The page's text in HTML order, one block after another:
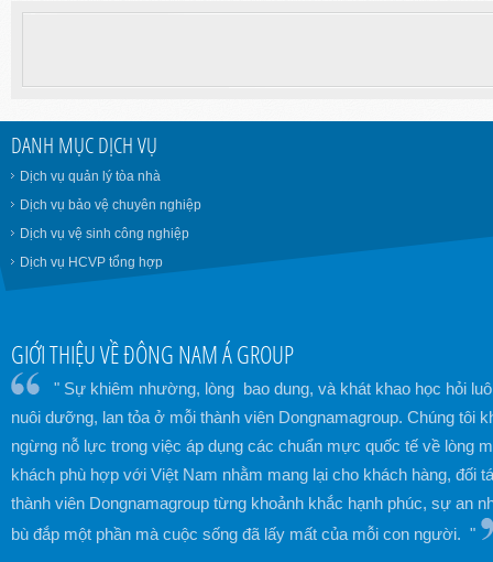
DANH MỤC DỊCH VỤ
Dịch vụ quản lý tòa nhà
Dịch vụ bảo vệ chuyên nghiệp
Dịch vụ vệ sinh công nghiệp
Dịch vụ HCVP tổng hợp
GIỚI THIỆU VỀ ĐÔNG NAM Á GROUP
" Sự khiêm nhường, lòng bao dung, và khát khao học hỏi
nuôi dưỡng, lan tỏa ở mỗi thành viên Dongnamagroup. Chúng tôi
ngừng nỗ lực trong việc áp dụng các chuẩn mực quốc tế về lòng
khách phù hợp với Việt Nam nhằm mang lại cho khách hàng, đối
thành viên Dongnamagroup từng khoảnh khắc hạnh phúc, sự an
bù đắp một phần mà cuộc sống đã lấy mất của mỗi con người. "